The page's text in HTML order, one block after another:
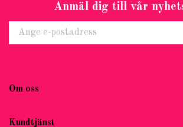
Anmäl dig till vår
Om oss
Kundtjänst